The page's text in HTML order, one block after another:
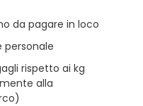
da pagare in loco
personale
rispetto ai kg
alla